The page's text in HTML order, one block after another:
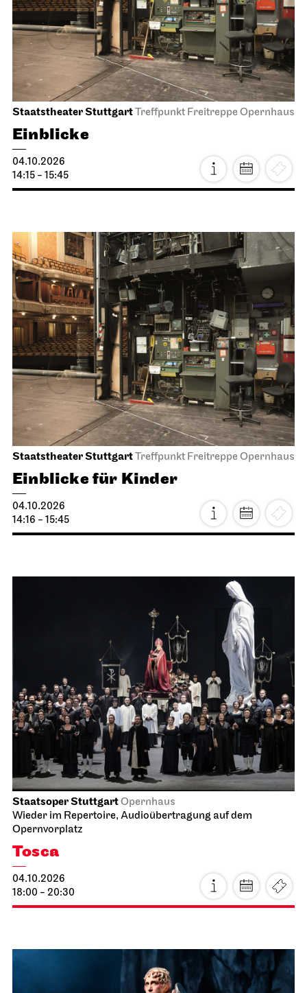
Staatstheater StuttgartTreffpunkt Freitreppe Opernhaus
Einblicke
04.10.2026
14:15 - 15:45
Staatstheater StuttgartTreffpunkt Freitreppe Opernhaus
Einblicke für Kinder
04.10.2026
14:16 - 15:45
Staatsoper StuttgartOpernhaus
Wieder im Repertoire, Audioübertragung auf dem
Opernvorplatz
Tosca
04.10.2026
18:00 - 20:30